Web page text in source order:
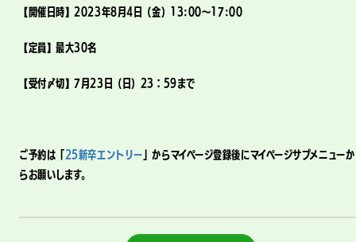
【開催日時】2023年8月4日（金）13:00～17:00
【定員】最大30名
【受付〆切】7月23日（日）23：59まで
ご予約は「 25新卒エントリー 」からマイページ登録後にマイページサブメニューか
らお願いします。